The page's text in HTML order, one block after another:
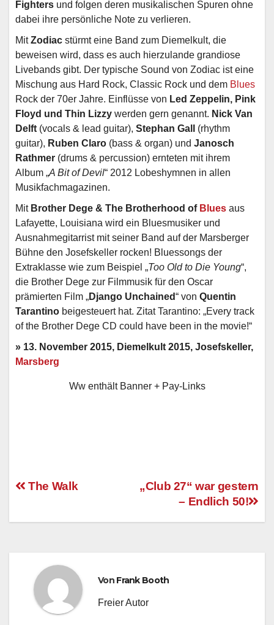
Fighters und folgen deren musikalischen Spuren ohne
dabei ihre persönliche Note zu verlieren.
MitZodiac stürmt eine Band zum Diemelkult, die
beweisen wird, dass es auch hierzulande grandiose
Livebands gibt. Der typische Sound von Zodiac ist eine
Mischung aus Hard Rock, Classic Rock und dem Blues
Rock der 70er Jahre. Einflüsse von Led Zeppelin, Pink
Floyd und Thin Lizzy werden gern genannt. Nick Van
Delft (vocals & lead guitar), Stephan Gall
(rhythm
guitar), Ruben Claro (bass & organ) und Janosch
Rathmer (drums & percussion) ernteten mit ihrem
Album „A Bit of Devil“ 2012 Lobeshymnen in allen
Musikfachmagazinen.
MitBrother Dege & The Brotherhood of Blues aus
Lafayette, Louisiana wird ein Bluesmusiker und
Ausnahmegitarrist mit seiner Band auf der Marsberger
Bühne den Josefskeller rocken! Bluessongs der
Extraklasse wie zum Beispiel „Too Old to Die Young“,
die Brother Dege zur Filmmusik für den Oscar
prämierten Film „Django Unchained“ von Quentin
Tarantino beigesteuert hat. Zitat Tarantino: „Every track
of the Brother Dege CD could have been in the movie!“
» 13. November 2015, Diemelkult 2015, Josefskeller,
Marsberg
Ww enthält Banner + Pay-Links
„Club 27“ war gestern
– Endlich 50!
The Walk
Von Frank Booth
Freier Autor